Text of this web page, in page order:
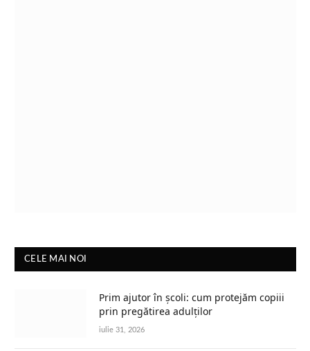
CELE MAI NOI
Prim ajutor în școli: cum protejăm copiii
prin pregătirea adulților
iulie 31, 2026